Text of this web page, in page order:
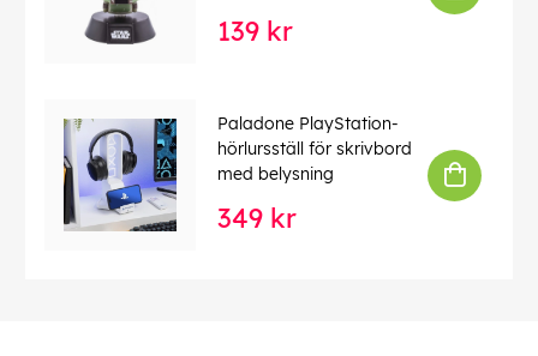
139 kr
Paladone PlayStation-
hörlursställ för skrivbord
med belysning
349 kr